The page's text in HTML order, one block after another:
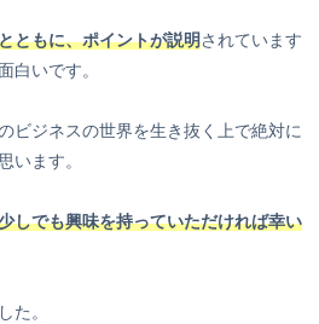
ともに、ポイントが説明されています
白いです。
ビジネスの世界を生き抜く上で絶対に
います。
しでも興味を持っていただければ幸い
た。